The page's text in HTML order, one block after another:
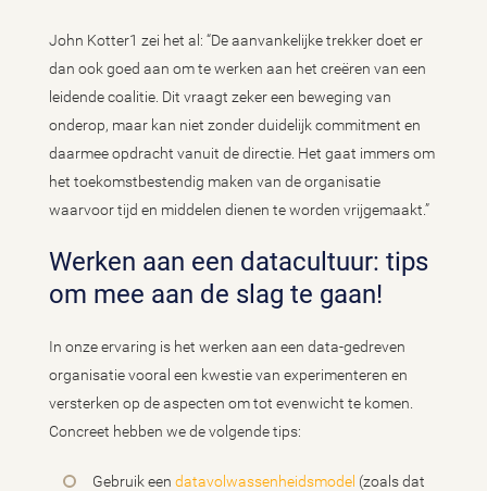
John Kotter1 zei het al: “De aanvankelijke trekker doet er
dan ook goed aan om te werken aan het creëren van een
leidende coalitie. Dit vraagt zeker een beweging van
onderop, maar kan niet zonder duidelijk commitment en
daarmee opdracht vanuit de directie. Het gaat immers om
het toekomstbestendig maken van de organisatie
waarvoor tijd en middelen dienen te worden vrijgemaakt.”
Werken aan een datacultuur: tips
om mee aan de slag te gaan!
In onze ervaring is het werken aan een data-gedreven
organisatie vooral een kwestie van experimenteren en
versterken op de aspecten om tot evenwicht te komen.
Concreet hebben we de volgende tips:
Gebruik een datavolwassenheidsmodel (zoals dat